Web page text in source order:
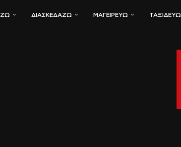
ΖΏ ΔΙΑΣΚΕΔΆΖΩ ΜΑΓΕΙΡΕΎΩ ΤΑΞΙΔΕΎΩ